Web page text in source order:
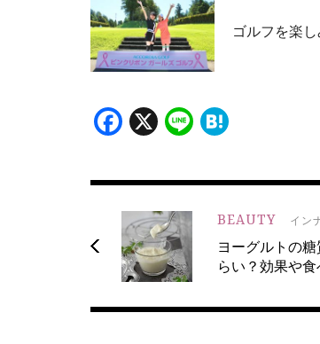
ゴルフを楽
Facebook
X Line
BEAUTY イン
ヨーグルトの糖
らい？効果や